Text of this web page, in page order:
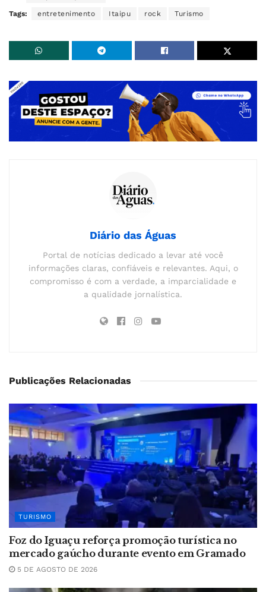
Tags: entretenimento Itaipu rock Turismo
Diário das Águas
Portal de notícias dedicado a levar até você
informações claras, confiáveis e relevantes. Aqui, o
compromisso é com a verdade, a imparcialidade e
a qualidade jornalística.
Publicações Relacionadas
TURISMO
Foz do Iguaçu reforça promoção turística no
mercado gaúcho durante evento em Gramado
5 DE AGOSTO DE 2026